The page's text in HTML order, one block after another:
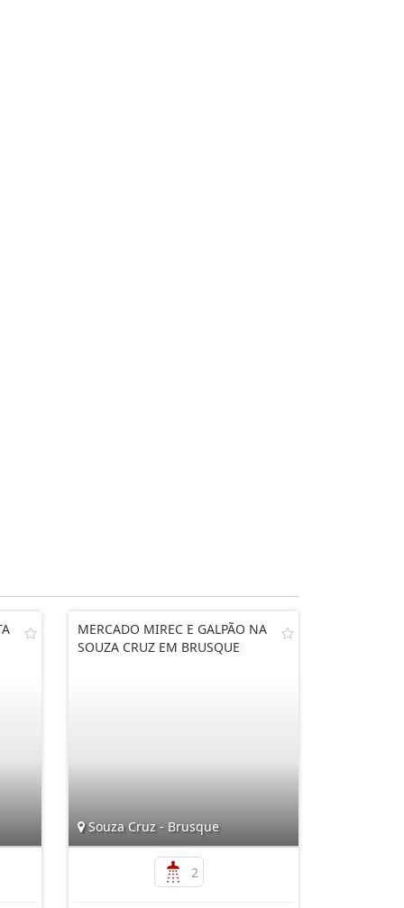
MERCADO MIREC E GALPÃO NA
SOUZA CRUZ EM BRUSQUE
Souza Cruz - Brusque
2